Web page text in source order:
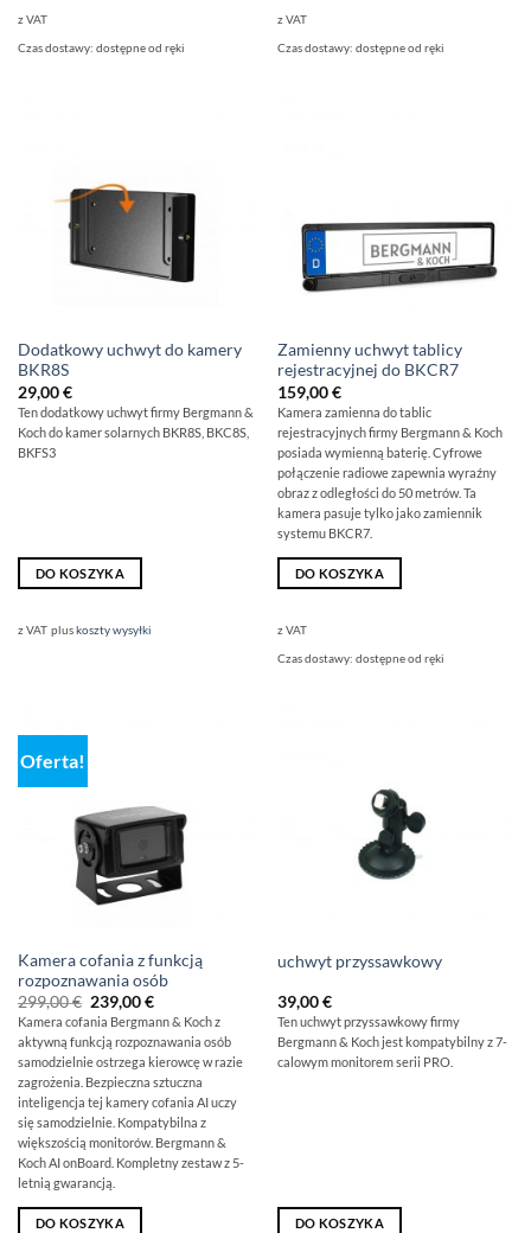
z VAT
Czas dostawy: dostępne od ręki
z VAT
Czas dostawy: dostępne od ręki
Dodatkowy uchwyt do kamery
BKR8S
29,00€
Ten dodatkowy uchwyt firmy Bergmann &
Koch do kamer solarnych BKR8S, BKC8S,
BKFS3
DO KOSZYKA
z VAT pluskoszty wysyłki
Zamienny uchwyt tablicy
rejestracyjnej do BKCR7
159,00€
Kamera zamienna do tablic
rejestracyjnych firmy Bergmann & Koch
posiada wymienną baterię. Cyfrowe
połączenie radiowe zapewnia wyraźny
obraz z odległości do 50 metrów. Ta
kamera pasuje tylko jako zamiennik
systemu BKCR7.
DO KOSZYKA
z VAT
Czas dostawy: dostępne od ręki
Oferta!
Kamera cofania z funkcją
rozpoznawania osób
299,00€ Pierwotna
cena
wynosiła:
299,00
€
239,00€Aktualna
cena
wynosi:
239,00
€.
Kamera cofania Bergmann & Koch z
aktywną funkcją rozpoznawania osób
samodzielnie ostrzega kierowcę w razie
zagrożenia. Bezpieczna sztuczna
inteligencja tej kamery cofania AI uczy
się samodzielnie. Kompatybilna z
większością monitorów. Bergmann &
Koch AI onBoard. Kompletny zestaw z 5-
letnią gwarancją.
DO KOSZYKA
uchwyt przyssawkowy
39,00€
Ten uchwyt przyssawkowy firmy
Bergmann & Koch jest kompatybilny z 7-
calowym monitorem serii PRO.
DO KOSZYKA